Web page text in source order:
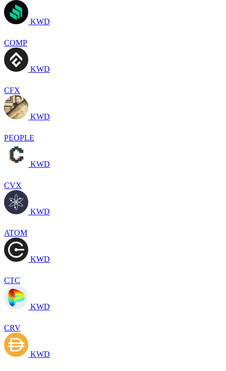
KWD
COMP
KWD
CFX
KWD
PEOPLE
KWD
CVX
KWD
ATOM
KWD
CTC
KWD
CRV
KWD